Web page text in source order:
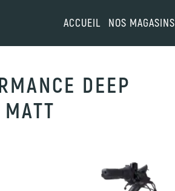
ACCUEIL NOS MAGASINS
DEEP